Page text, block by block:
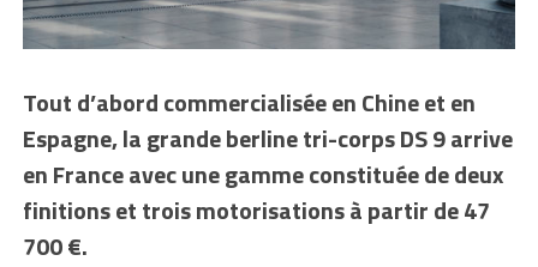
Tout d’abord commercialisée en Chine et en
Espagne, la grande berline tri-corps DS 9 arrive
en France avec une gamme constituée de deux
finitions et trois motorisations à partir de 47
700 €.